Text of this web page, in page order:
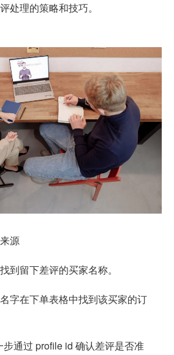
处理的策略和技巧。
源
到留下差评的买家名称。
字在下单表格中找到该买家的订
通过 profile id 确认差评是否准